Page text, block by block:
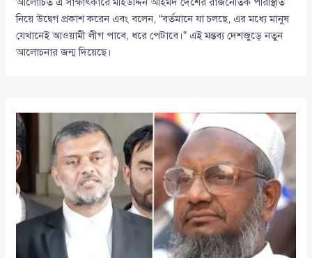
নিয়ে উদ্বেগ প্রকাশ করেন এবং বলেন, “বর্তমানে যা চলছে, এর মধ্যে মানুষ
যেখানেই আওয়ামী লীগ পাবে, ধরে পেটাবে।” এই মন্তব্য দেশজুড়ে নতুন
আলোচনার জন্ম দিয়েছে।